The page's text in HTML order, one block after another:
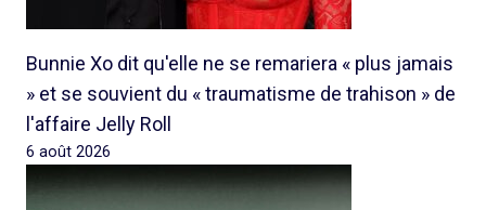
Bunnie Xo dit qu'elle ne se remariera « plus jamais
» et se souvient du « traumatisme de trahison » de
l'affaire Jelly Roll
6 août 2026